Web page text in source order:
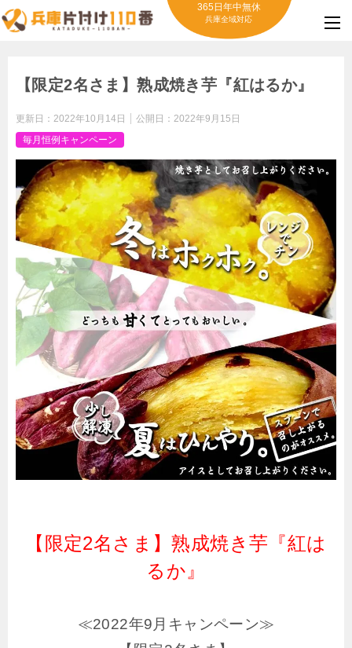
365日年中無休
兵庫全域対応
【限定2名さま】熟成焼き芋『紅はるか』
更新日： 2022年10月14日 公開日： 2022年9月15日
毎月恒例キャンペーン
【限定2名さま】熟成焼き芋『紅は
るか』
≪2022年9月キャンペーン≫